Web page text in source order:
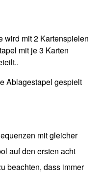
wird mit 2 Kartenspielen
mit je 3 Karten
Ablagestapel gespielt
mit gleicher
auf den ersten acht
beachten, dass immer